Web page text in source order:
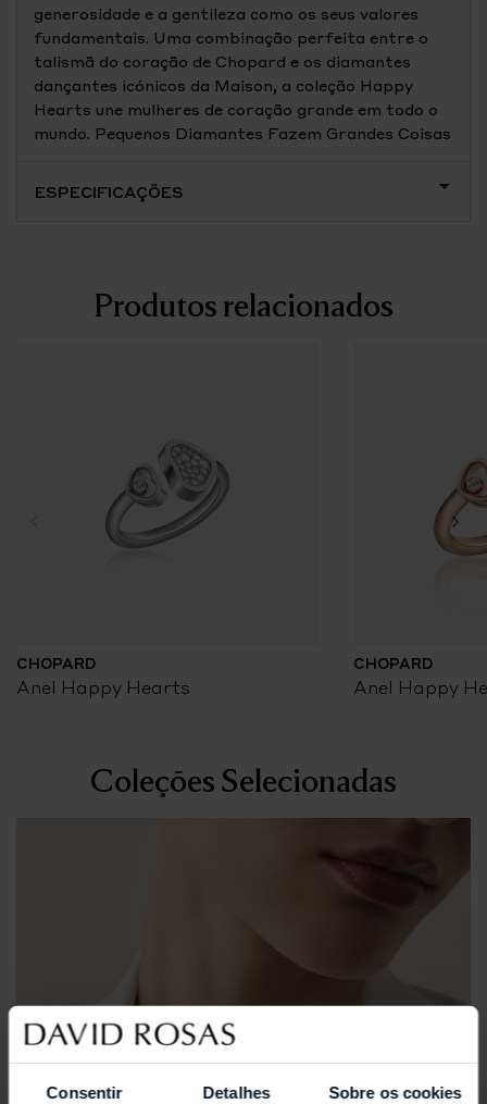
Consentir Detalhes Sobre os cookies
generosidade e a gentileza como os seus valores
fundamentais. Uma combinação perfeita entre o
talismã do coração de Chopard e os diamantes
dançantes icónicos da Maison, a coleção Happy
Hearts une mulheres de coração grande em todo o
mundo. Pequenos Diamantes Fazem Grandes Coisas
ESPECIFICAÇÕES
Produtos relacionados
CHOPARD
Anel Happy Hearts
CHOPARD
Anel Happy
Coleções Selecionadas